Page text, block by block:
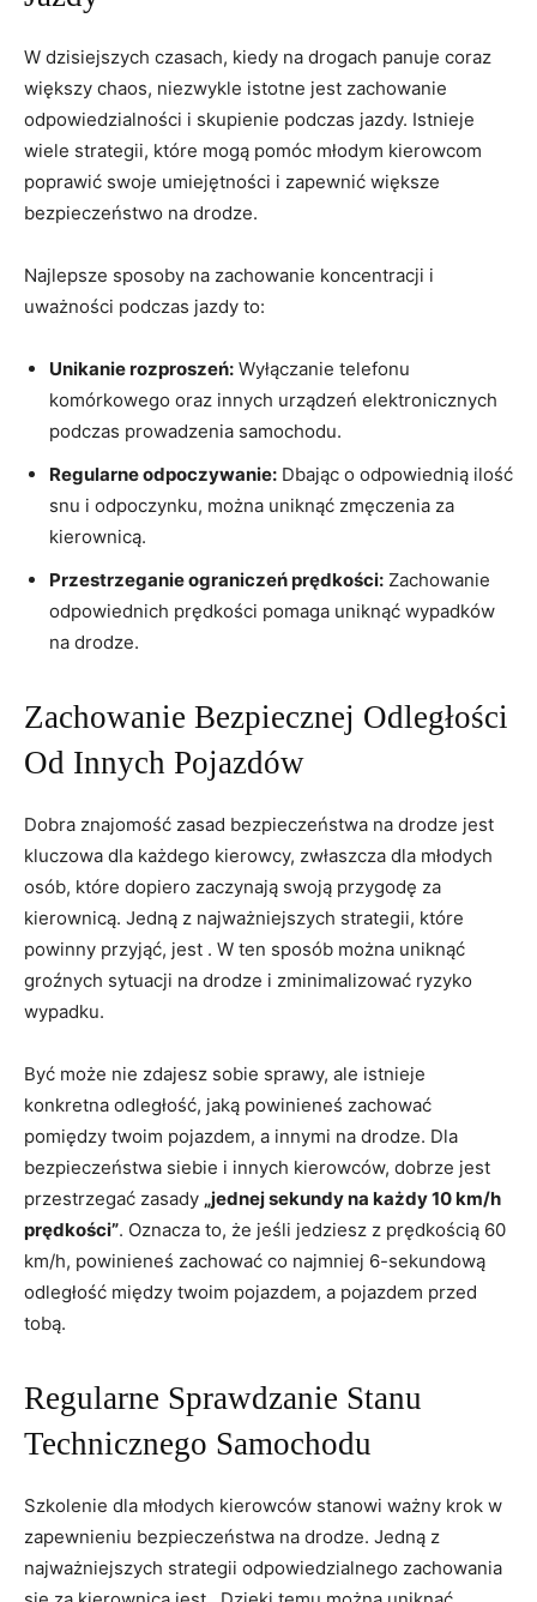
W⁢ dzisiejszych czasach, kiedy na drogach panuje coraz
większy ‌chaos, niezwykle istotne​ jest‌ zachowanie
odpowiedzialności i⁣ skupienie⁢ podczas jazdy. Istnieje
wiele ‍strategii, które mogą ⁤pomóc młodym kierowcom
poprawić​ swoje umiejętności i ‌zapewnić⁢ większe​
bezpieczeństwo na drodze.
Najlepsze sposoby na zachowanie koncentracji i⁢
uważności podczas jazdy to:
Unikanie rozproszeń: Wyłączanie ‌telefonu
komórkowego⁢ oraz​ innych urządzeń ⁢elektronicznych⁢
podczas prowadzenia samochodu.
Regularne odpoczywanie: Dbając​ o ⁤odpowiednią ⁣ilość⁣
snu i⁤ odpoczynku, można⁣ uniknąć zmęczenia za
kierownicą.
Przestrzeganie ograniczeń prędkości: Zachowanie
odpowiednich prędkości pomaga uniknąć wypadków
na⁣ drodze.
Zachowanie​ Bezpiecznej Odległości
Od⁢ Innych Pojazdów
Dobra znajomość zasad bezpieczeństwa na⁣ drodze jest
kluczowa ‌dla każdego⁤ kierowcy, zwłaszcza dla młodych
osób, które dopiero zaczynają swoją przygodę za
kierownicą. Jedną ‌z najważniejszych strategii, które
powinny przyjąć, jest . W ​ten ​sposób można uniknąć
groźnych sytuacji na drodze‍ i ‍zminimalizować‍ ryzyko
wypadku.
Być ⁢może nie zdajesz sobie sprawy, ale istnieje⁤
konkretna odległość, jaką‍ powinieneś zachować‍
pomiędzy ⁢twoim⁢ pojazdem, a innymi na drodze. Dla
bezpieczeństwa‍ siebie ‌i innych kierowców, dobrze jest
przestrzegać zasady „jednej ⁣sekundy⁢ na każdy 10⁢ km/h
⁣prędkości”. Oznacza to,‍ że jeśli jedziesz z prędkością 60⁤
km/h, powinieneś zachować co najmniej 6-sekundową
odległość⁤ między twoim pojazdem, a pojazdem przed
⁢tobą.
Regularne Sprawdzanie ⁤Stanu
Technicznego Samochodu
Szkolenie ‌dla młodych kierowców stanowi ważny krok ‌w
zapewnieniu ⁢bezpieczeństwa na ⁤drodze. ⁤Jedną​ z
najważniejszych ⁣strategii odpowiedzialnego ‌zachowania